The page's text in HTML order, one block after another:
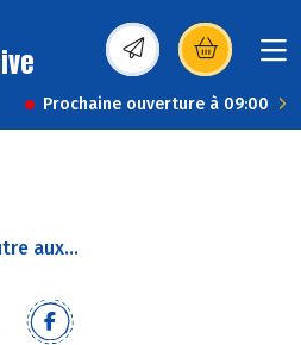
(s’ouvre dans une
Prochaine ouverture à 09:00
aux...